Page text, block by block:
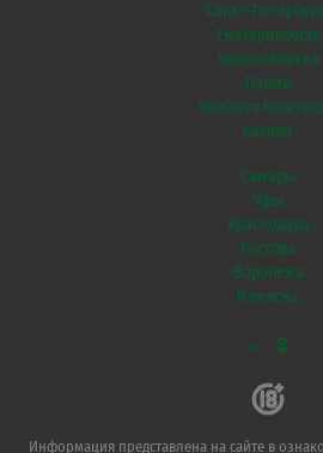
Санкт-
Екатеринбурга
Новосибирска
Перми
Нижнего
Казани
Самары
Уфы
Краснодара
Ростова
Воронежа
Ижевска
VK
Информация представлена на сайте в